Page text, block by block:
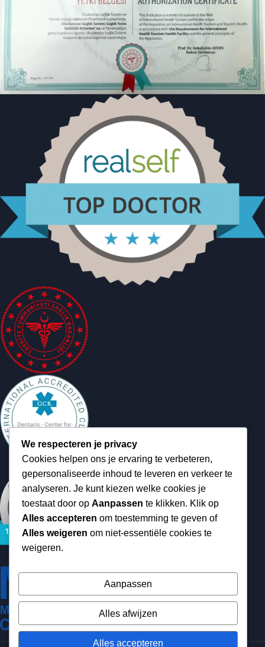
We respecteren je privacy
Cookies helpen ons je ervaring te verbeteren,
gepersonaliseerde inhoud te leveren en verkeer te
analyseren. Je kunt kiezen welke cookies je
toestaat door op Aanpassen te klikken. Klik op
Alles accepteren om toestemming te geven of
Alles weigeren om niet-essentiële cookies te
weigeren.
Aanpassen
Alles afwijzen
Alles accepteren